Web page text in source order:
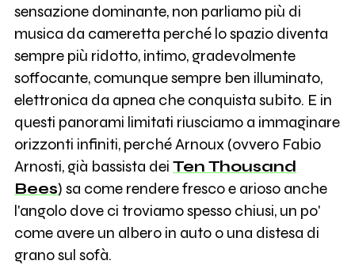
sensazione dominante, non parliamo più di
musica da cameretta perché lo spazio diventa
sempre più ridotto, intimo, gradevolmente
soffocante, comunque sempre ben illuminato,
elettronica da apnea che conquista subito. E in
questi panorami limitati riusciamo a immaginare
orizzonti infiniti, perché Arnoux (ovvero Fabio
Arnosti, già bassista dei Ten Thousand
Bees) sa come rendere fresco e arioso anche
l'angolo dove ci troviamo spesso chiusi, un po'
come avere un albero in auto o una distesa di
grano sul sofà.